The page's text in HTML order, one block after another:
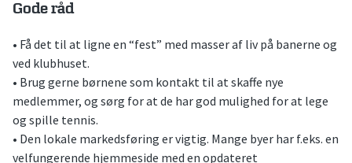
Gode råd
• Få det til at ligne en “fest” med masser af liv på banerne og
ved klubhuset.
• Brug gerne børnene som kontakt til at skaffe nye
medlemmer, og sørg for at de har god mulighed for at lege
og spille tennis.
• Den lokale markedsføring er vigtig. Mange byer har f.eks. en
velfungerende hjemmeside med en opdateret